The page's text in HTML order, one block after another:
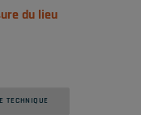
du lieu
TECHNIQUE